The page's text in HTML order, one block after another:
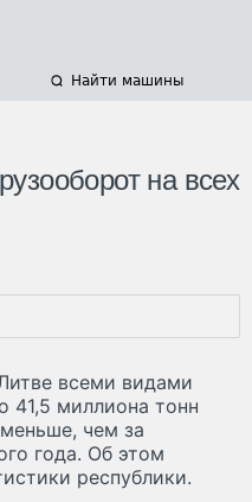
Найти машины
на всех
всеми видами
41,5 миллиона тонн
чем за
года. Об этом
республики.